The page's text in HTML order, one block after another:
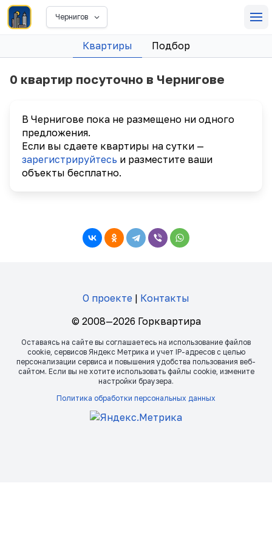
Чернигов
Квартиры Подбор
0 квартир посуточно в Чернигове
В Чернигове пока не размещено ни одного
предложения.
Если вы сдаете квартиры на сутки —
зарегистрируйтесь и разместите ваши
объекты бесплатно.
О проекте | Контакты
© 2008—2026 Горквартира
Оставаясь на сайте вы соглашаетесь на использование файлов
сookie, сервисов Яндекс Метрика и учет IP-адресов с целью
персонализации сервиса и повышения удобства пользования веб-
сайтом. Если вы не хотите использовать файлы сookie, измените
настройки браузера.
Политика обработки персональных данных